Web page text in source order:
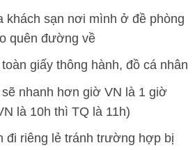
khách sạn nơi mình ở đề phòng
quên đường về
giấy thông hành, đồ cá nhân
nhanh hơn giờ VN là 1 giờ
là 10h thì TQ là 11h)
đi riêng lẻ tránh trường hợp bị